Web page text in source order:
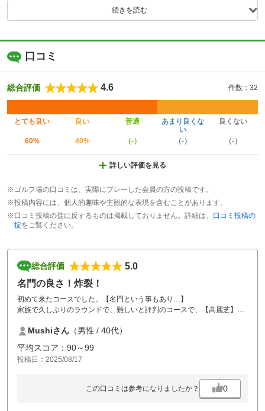
続きを読む
口コミ
総合評価 4.6 件数：32
とても良い 良い 普通
あまり良くな
い
良くない
60% 40% （-） （-） （-）
詳しい評価を見る
※ゴルフ場の口コミは、実際にプレーした会員の方の投稿です。
※投稿内容には、個人的趣味や主観的な表現を含むことがあります。
※口コミ投稿の掟に反するものは掲載しておりません。詳細は、 口コミ投稿の
掟をご覧ください。
総合評価
5.0
名門の良さ！炸裂！
初めて来たコースでした。【名門という事もあり…】
家族で久しぶりのラウンドで、難しいと評判のコースで、【高麗芝】恐
チリで、程よい組数を入れていらっしゃるせいか待ちもほぼなくスムー
ズに回れました。
キャディーさんも親切丁寧にコースを教えてくれてスコアも良く、初見
でもいいスコアで回れたのはメンテナンスの良さとキャディーさんと的
下手なスコアは出せないと頑張った結果だと思います。
ゴルフ場あるあるかどうかわかりませんが、【イキってる客】もおら
Mushiさん （男性 / 40代）
平均スコア：90～99
投稿日：2025/08/17
この口コミは参考になりましたか？ 0